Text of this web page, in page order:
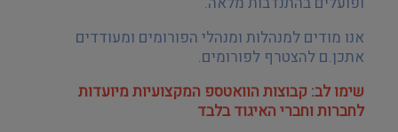
אנו מודים למנהלות ומנהלי הפורומים ומעודדים
אתכן.ם להצטרף לפורומים.
שימו לב: קבוצות הוואטספ המקצועיות מיועדות
לחברות וחברי האיגוד בלבד